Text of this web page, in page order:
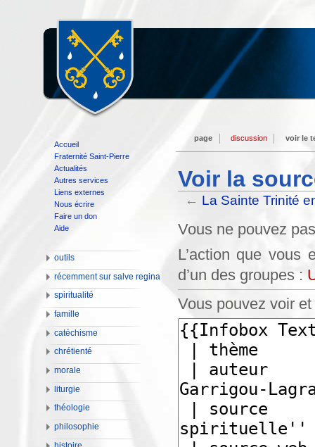
Voir la
← La Sainte Trinité
Vous ne pouvez
L’action que vous
d’un des groupes :
Vous pouvez voir
page discussion voir le
Accueil
Fraternité Saint-Pierre
Actualités
Autres services
Liens externes
Nous écrire
Faire un don
Aide
outils
récemment sur salve regina
spiritualité
famille
catéchisme
chrétienté
morale
liturgie
théologie
philosophie